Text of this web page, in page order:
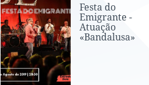
Festa do
Emigrante -
Atuação
«Bandalusa»